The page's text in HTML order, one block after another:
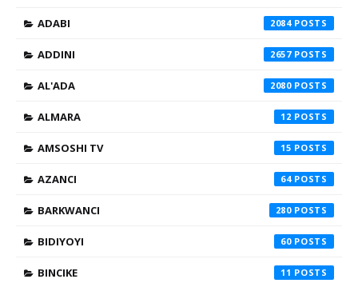
ADABI 2084
ADDINI 2657
AL'ADA 2080
ALMARA 12
AMSOSHI TV 15
AZANCI 64
BARKWANCI 280
BIDIYOYI 60
BINCIKE 11